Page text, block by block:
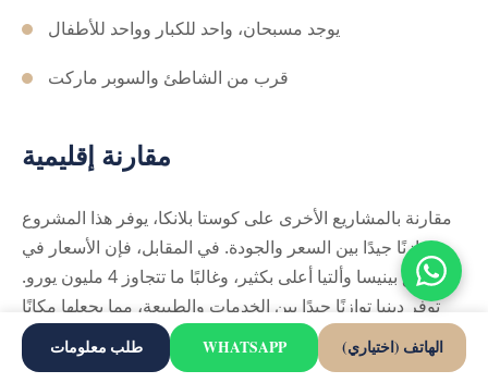
يوجد مسبحان، واحد للكبار وواحد للأطفال
قرب من الشاطئ والسوبر ماركت
مقارنة إقليمية
مقارنة بالمشاريع الأخرى على كوستا بلانكا، يوفر هذا المشروع
توازنًا جيدًا بين السعر والجودة. في المقابل، فإن الأسعار في
مناطق بينيسا وألتيا أعلى بكثير، وغالبًا ما تتجاوز 4 مليون يورو.
توفر دينيا توازنًا جيدًا بين الخدمات والطبيعة، مما يجعلها مكانًا
طلب معلومات WHATSAPP الهاتف (اختياري)